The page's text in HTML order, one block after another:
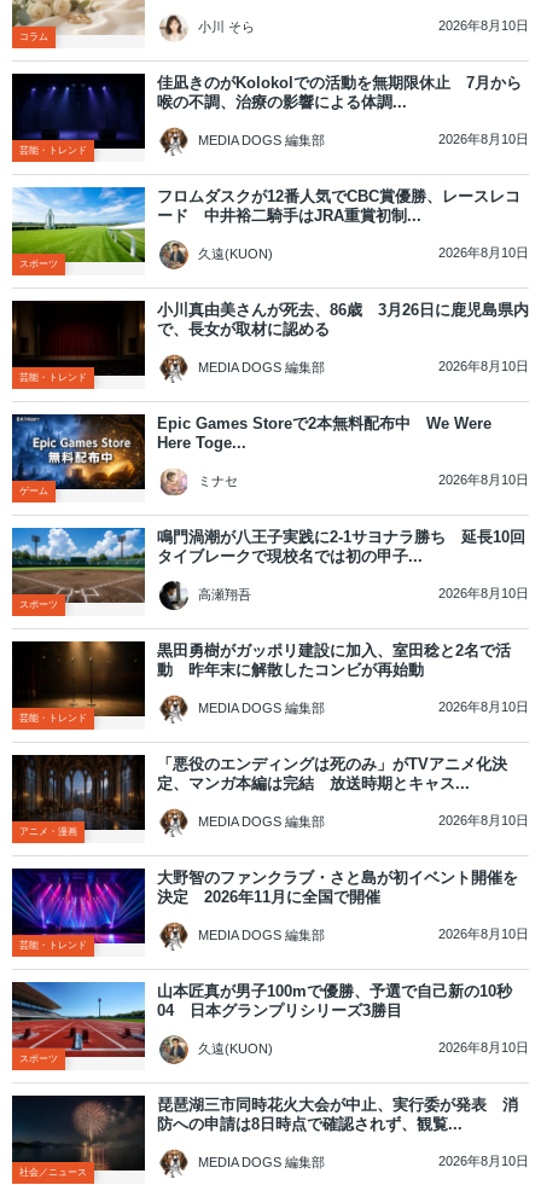
コラム
小川 そら 2026年8月10日
芸能・トレンド
佳凪きのがKolokolでの活動を無期限休止 7月から
喉の不調、治療の影響による体調...
MEDIA DOGS 編集部 2026年8月10日
スポーツ
フロムダスクが12番人気でCBC賞優勝、レースレコ
ード 中井裕二騎手はJRA重賞初制...
久遠(KUON) 2026年8月10日
芸能・トレンド
小川真由美さんが死去、86歳 3月26日に鹿児島県内
で、長女が取材に認める
MEDIA DOGS 編集部 2026年8月10日
ゲーム
Epic Games Storeで2本無料配布中 We Were
Here Toge...
ミナセ 2026年8月10日
スポーツ
鳴門渦潮が八王子実践に2-1サヨナラ勝ち 延長10回
タイブレークで現校名では初の甲子...
高瀬翔吾 2026年8月10日
芸能・トレンド
黒田勇樹がガッポリ建設に加入、室田稔と2名で活
動 昨年末に解散したコンビが再始動
MEDIA DOGS 編集部 2026年8月10日
アニメ・漫画
「悪役のエンディングは死のみ」がTVアニメ化決
定、マンガ本編は完結 放送時期とキャス...
MEDIA DOGS 編集部 2026年8月10日
芸能・トレンド
大野智のファンクラブ・さと島が初イベント開催を
決定 2026年11月に全国で開催
MEDIA DOGS 編集部 2026年8月10日
スポーツ
山本匠真が男子100mで優勝、予選で自己新の10秒
04 日本グランプリシリーズ3勝目
久遠(KUON) 2026年8月10日
社会／ニュース
琵琶湖三市同時花火大会が中止、実行委が発表 消
防への申請は8日時点で確認されず、観覧...
MEDIA DOGS 編集部 2026年8月10日